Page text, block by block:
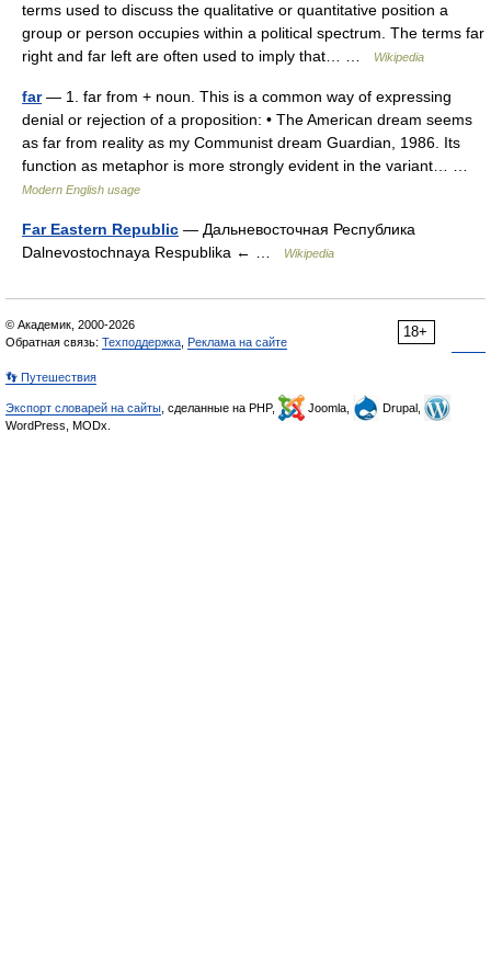
terms used to discuss the qualitative or quantitative position a
group or person occupies within a political spectrum. The terms far
right and far left are often used to imply that… …
Wikipedia
far— 1. far from + noun. This is a common way of expressing
denial or rejection of a proposition: • The American dream seems
as far from reality as my Communist dream Guardian, 1986. Its
function as metaphor is more strongly evident in the variant… …
Modern English usage
Far Eastern Republic — Дальневосточная Республика
Dalnevostochnaya Respublika ← …
Wikipedia
18+
© Академик, 2000-2026
Обратная связь: Техподдержка Реклама на сайте
👣 Путешествия
Экспорт словарей на сайты , сделанные на PHP, Joomla,
Drupal,
WordPress, MODx.